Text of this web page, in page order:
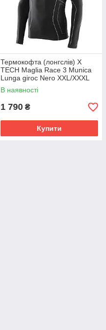
Термокофта (лонгслів) X
TECH Maglia Race 3 Munica
Lunga giroc Nero XXL/XXXL
Чорна
В наявності
1 790 ₴
Купити